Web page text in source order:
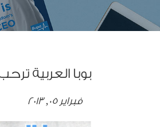
بوبا العربية
فبراير 05, 2013